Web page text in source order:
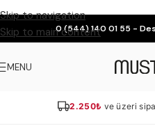
Skip to navigation
Skip to main content
0 (544) 140 01 55 -
MENU
2.250₺ ve üzeri